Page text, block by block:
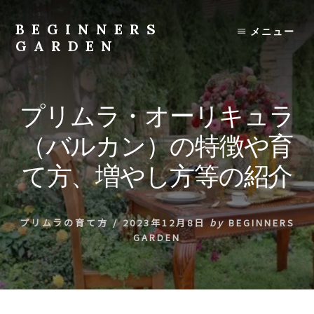
content
BEGINNERS
GARDEN
の
種
類
や
育
て
方
の
紹
介
を
行
メニュー
プリムラ・オーリキュラ
（バルカン）の特徴や育
て方、増やし方等の紹介
プリムラの育て方/ 2023年12月8日 by BEGINNERS
GARDEN